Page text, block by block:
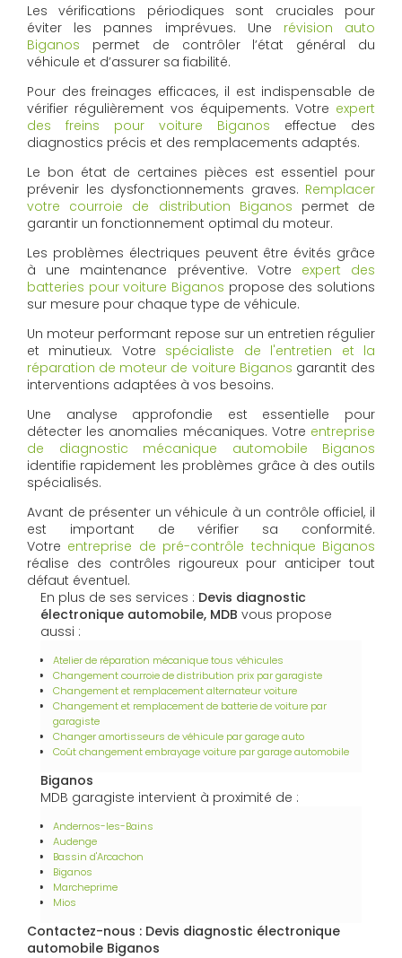
Les vérifications périodiques sont cruciales pour
éviter les pannes imprévues. Une révision auto
Biganos permet de contrôler l’état général du
véhicule et d’assurer sa fiabilité.
Pour des freinages efficaces, il est indispensable de
vérifier régulièrement vos équipements. Votre expert
des freins pour voiture Biganos effectue des
diagnostics précis et des remplacements adaptés.
Le bon état de certaines pièces est essentiel pour
prévenir les dysfonctionnements graves. Remplacer
votre courroie de distribution Biganos permet de
garantir un fonctionnement optimal du moteur.
Les problèmes électriques peuvent être évités grâce
à une maintenance préventive. Votre expert des
batteries pour voiture Biganos propose des solutions
sur mesure pour chaque type de véhicule.
Un moteur performant repose sur un entretien régulier
et minutieux. Votre spécialiste de l'entretien et la
réparation de moteur de voiture Biganos garantit des
interventions adaptées à vos besoins.
Une analyse approfondie est essentielle pour
détecter les anomalies mécaniques. Votre entreprise
de diagnostic mécanique automobile Biganos
identifie rapidement les problèmes grâce à des outils
spécialisés.
Avant de présenter un véhicule à un contrôle officiel, il
est important de vérifier sa conformité.
Votre entreprise de pré-contrôle technique Biganos
réalise des contrôles rigoureux pour anticiper tout
défaut éventuel.
En plus de ses services : Devis diagnostic
électronique automobile, MDB vous propose
aussi :
Atelier de réparation mécanique tous véhicules
Changement courroie de distribution prix par garagiste
Changement et remplacement alternateur voiture
Changement et remplacement de batterie de voiture par
garagiste
Changer amortisseurs de véhicule par garage auto
Coût changement embrayage voiture par garage automobile
Biganos
MDB garagiste intervient à proximité de :
Andernos-les-Bains
Audenge
Bassin d'Arcachon
Biganos
Marcheprime
Mios
Contactez-nous : Devis diagnostic électronique
automobile Biganos